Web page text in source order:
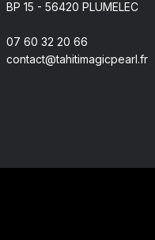
BP 15 - 56420 PLUMELEC
07 60 32 20 66
contact@tahitimagicpearl.fr